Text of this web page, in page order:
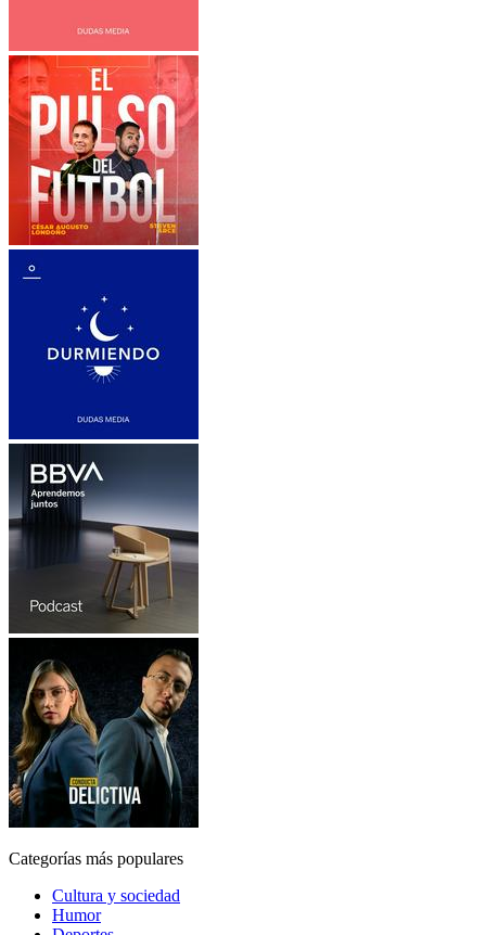
Categorías más populares
Cultura y sociedad
Humor